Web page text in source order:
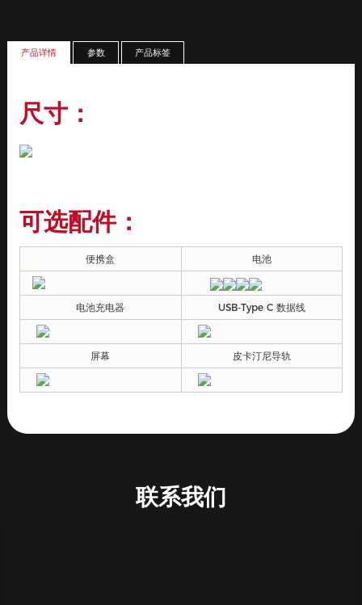
尺寸：
可选配件：
便携盒 电池
电池充电器 USB-Type C 数据线
屏幕 皮卡汀尼导轨